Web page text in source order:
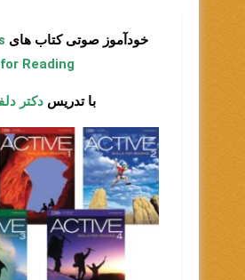
خودآموز صوتی کتاب های
for Reading
با تدریس دکتر